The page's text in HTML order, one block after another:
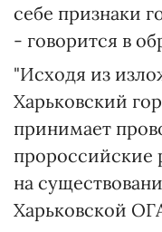
себе признаки
- говорится в
"Исходя из
Харьковский
принимает
пророссийские
на
Харьковской